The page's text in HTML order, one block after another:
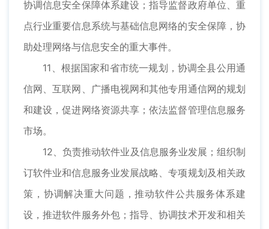
协调信息安全保障体系建设；指导监督政府单位、重
点行业重要信息系统与基础信息网络的安全保障，协
助处理网络与信息安全的重大事件。
11、根据国家和省市统一规划，协调全县公用通
信网、互联网、广播电视网和其他专用通信网的规划
和建设，促进网络资源共享；依法监督管理信息服务
市场。
12、负责推动软件业及信息服务业发展；组织制
订软件业和信息服务业发展战略、专项规划及相关政
策，协调解决重大问题，推动软件公共服务体系建
设，推进软件服务外包；指导、协调技术开发和相关